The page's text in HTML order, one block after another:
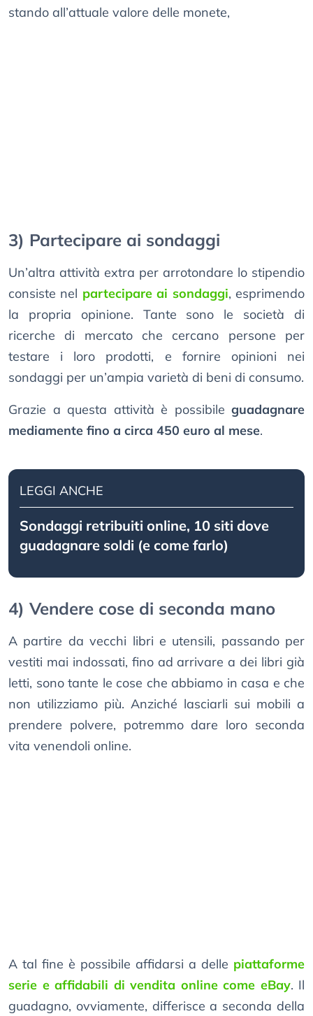
stando all’attuale valore delle monete,
3) Partecipare ai sondaggi
Un’altra attività extra per arrotondare lo stipendio
consiste nel partecipare ai sondaggi, esprimendo
la propria opinione. Tante sono le società di
ricerche di mercato che cercano persone per
testare i loro prodotti, e fornire opinioni nei
sondaggi per un’ampia varietà di beni di consumo.
Grazie a questa attività è possibile guadagnare
mediamente fino a circa 450 euro al mese.
LEGGI ANCHE
Sondaggi retribuiti online, 10 siti dove
guadagnare soldi (e come farlo)
4) Vendere cose di seconda mano
A partire da vecchi libri e utensili, passando per
vestiti mai indossati, fino ad arrivare a dei libri già
letti, sono tante le cose che abbiamo in casa e che
non utilizziamo più. Anziché lasciarli sui mobili a
prendere polvere, potremmo dare loro seconda
vita venendoli online.
A tal fine è possibile affidarsi a delle piattaforme
serie e affidabili di vendita online come eBay. Il
guadagno, ovviamente, differisce a seconda della